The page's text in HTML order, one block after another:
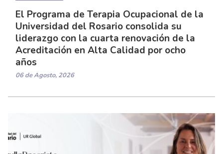
El Programa de Terapia Ocupacional de la
Universidad del Rosario consolida su
liderazgo con la cuarta renovación de la
Acreditación en Alta Calidad por ocho
años
06 de Agosto, 2026